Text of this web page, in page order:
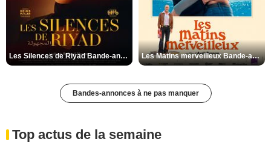
Les Silences de Riyad Bande-annonce VO STFR Les Matins merveilleux Bande-annonce VF
Bandes-annonces à ne pas manquer
Top actus de la semaine